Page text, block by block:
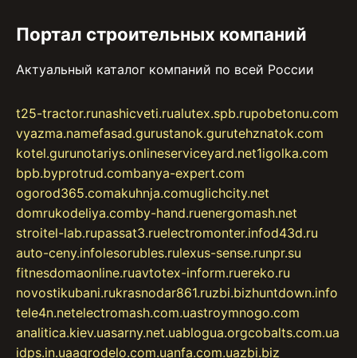
Портал строительных компаний
Актуальный каталог компаний по всей России
t25-tractor.runashicveti.rualutex.spb.rupobetonu.com
vyazma.namefasad.gurustanok.gurutehznatok.com
kotel.gurunotariys.onlineserviceyard.net1igolka.com
bpb.byprotrud.combanya-expert.com
ogorod365.comakuhnja.comuglichcity.net
domrukodeliya.comby-hand.ruenergomash.net
stroitel-lab.rupassat3.ruelectromonter.infod43d.ru
auto-ceny.infolesorubles.rulexus-sense.runpr.su
fitnesdomaonline.ruavtotex-inform.ruereko.ru
novostikubani.rukrasnodar861.ruzbi.bizhuntdown.info
tele4n.netelectromash.com.uastroymnogo.com
analitica.kiev.uasarny.net.uablogua.orgcobalts.com.ua
idps.in.uaagrodelo.com.uanfa.com.uazbi.biz